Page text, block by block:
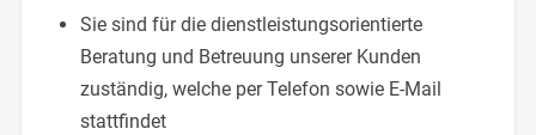
Sie sind für die dienstleistungsorientierte
Beratung und Betreuung unserer Kunden
zuständig, welche per Telefon sowie E-Mail
stattfindet